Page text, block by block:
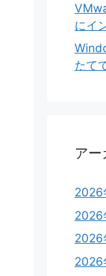
にイ
たて
アー
2026
2026
2026
2026